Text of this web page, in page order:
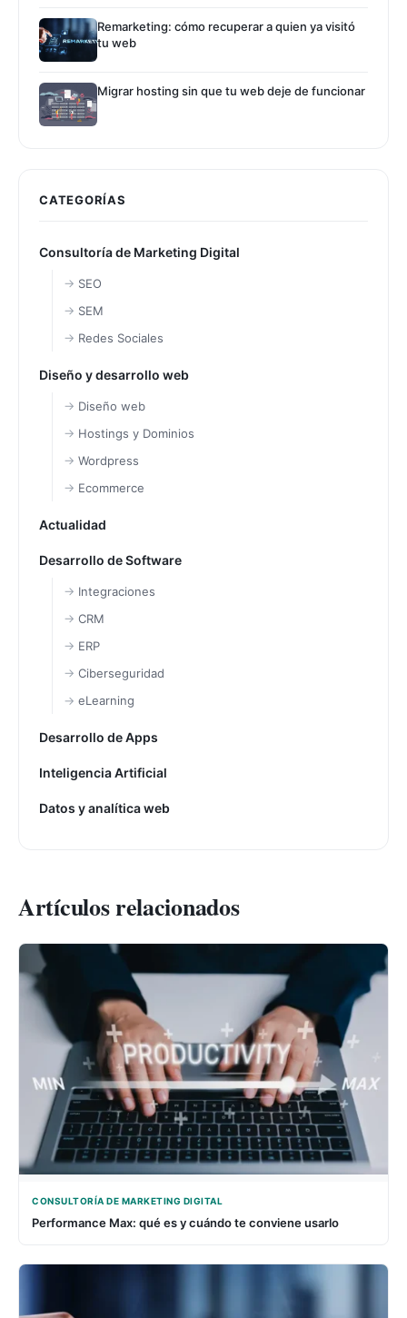
Remarketing: cómo recuperar a quien ya visitó
tu web
Migrar hosting sin que tu web deje de funcionar
CATEGORÍAS
Consultoría de Marketing Digital
SEO
SEM
Redes Sociales
Diseño y desarrollo web
Diseño web
Hostings y Dominios
Wordpress
Ecommerce
Actualidad
Desarrollo de Software
Integraciones
CRM
ERP
Ciberseguridad
eLearning
Desarrollo de Apps
Inteligencia Artificial
Datos y analítica web
Artículos relacionados
CONSULTORÍA DE MARKETING DIGITAL
Performance Max: qué es y cuándo te conviene usarlo